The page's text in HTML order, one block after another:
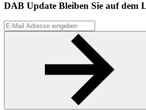
DAB Update Bleiben Sie auf dem